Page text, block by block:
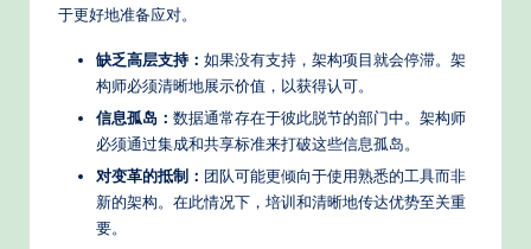
于更好地准备应对。
缺乏高层支持： 如果没有支持，架构项目就会停滞。架
构师必须清晰地展示价值，以获得认可。
信息孤岛： 数据通常存在于彼此脱节的部门中。架构师
必须通过集成和共享标准来打破这些信息孤岛。
对变革的抵制： 团队可能更倾向于使用熟悉的工具而非
新的架构。在此情况下，培训和清晰地传达优势至关重
要。